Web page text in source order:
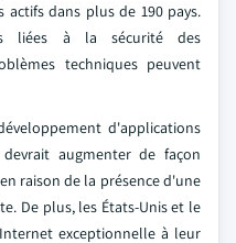
dans plus de 190 pays.
liées à la sécurité des
techniques peuvent
d'applications
augmenter de façon
raison de la présence d'une
De plus, les États-Unis et le
exceptionnelle à leur